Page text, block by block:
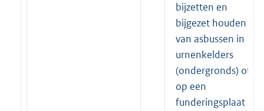
bijzetten en
bijgezet houden
van asbussen in
urnenkelders
(ondergronds) of
op een
funderingsplaat